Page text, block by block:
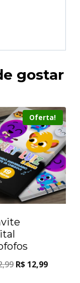
gostar
Oferta!
R$ 12,99